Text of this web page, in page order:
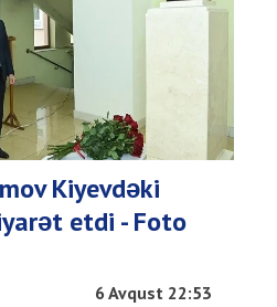
Kiyevdəki
etdi - Foto
6 Avqust 22:53